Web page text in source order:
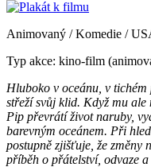
Animovaný / Komedie /
Typ akce: kino-film
Hluboko v oceánu, v tichém
střeží svůj klid. Když mu ale
Pip převrátí život naruby,
barevným oceánem. Při
postupně zjišťuje, že změny
příběh o přátelství, odvaze